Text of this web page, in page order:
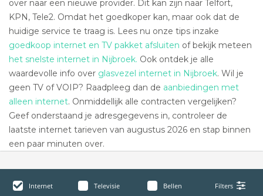
over naar een nieuwe provider. Dit kan zijn naar Telfort,
KPN, Tele2. Omdat het goedkoper kan, maar ook dat de
huidige service te traag is. Lees nu onze tips inzake
goedkoop internet en TV pakket afsluiten of bekijk meteen
het snelste internet in Nijbroek. Ook ontdek je alle
waardevolle info over glasvezel internet in Nijbroek. Wil je
geen TV of VOIP? Raadpleeg dan de aanbiedingen met
alleen internet. Onmiddellijk alle contracten vergelijken?
Geef onderstaand je adresgegevens in, controleer de
laatste internet tarieven van augustus 2026 en stap binnen
een paar minuten over.
Internet Televisie Bellen Filters